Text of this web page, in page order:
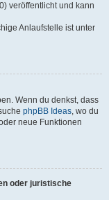
veröffentlicht und kann
Anlaufstelle ist unter
Wenn du denkst, dass
phpBB Ideas, wo du
neue Funktionen
oder juristische